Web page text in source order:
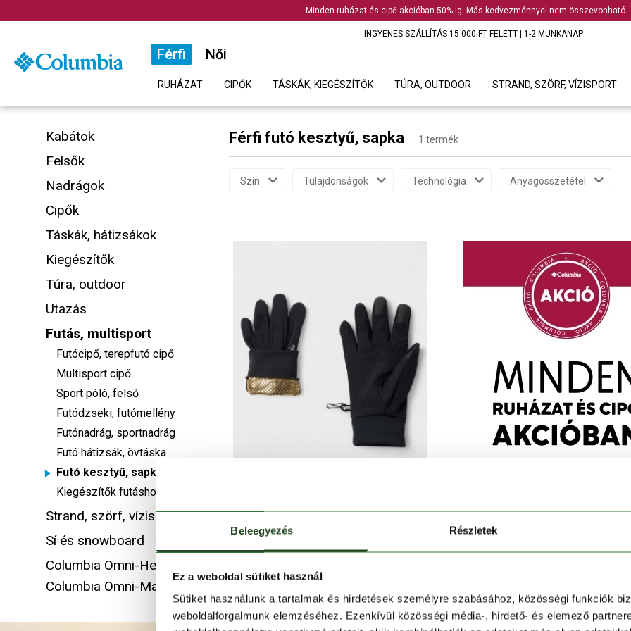
Beleegyezés Részletek
Ez a weboldal sütiket használ
Sütiket használunk a tartalmak és hirdetések személyre szabásához, közösségi funkciók
weboldalforgalmunk elemzéséhez. Ezenkívül közösségi média-, hirdető- és elemező
Minden ruházat és cipő akcióban 50%-ig. Más kedvezménnyel nem összevonható.
INGYENES SZÁLLÍTÁS 15 000 FT FELETT | 1-2 MUNKANAP
Férfi Női
RUHÁZAT CIPŐK TÁSKÁK, KIEGÉSZÍTŐK TÚRA, OUTDOOR STRAND, SZÖRF, VÍZISPORT
Kabátok
Felsők
Nadrágok
Cipők
Táskák, hátizsákok
Kiegészítők
Túra, outdoor
Utazás
Futás, multisport
Futócipő, terepfutó cipő
Multisport cipő
Sport póló, felső
Futódzseki, futómellény
Futónadrág, sportnadrág
Futó hátizsák, övtáska
Futó kesztyű, sapka
Kiegészítők futáshoz
Strand, szörf, vízisport
Sí és snowboard
Columbia Omni-Heat Infinity
Columbia Omni-Max
Férfi futó kesztyű, sapka 1 termék
Szín Tulajdonságok Technológia Anyagösszetétel
22 990 Ft